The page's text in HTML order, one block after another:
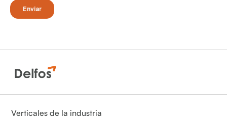
Verticales de la industria